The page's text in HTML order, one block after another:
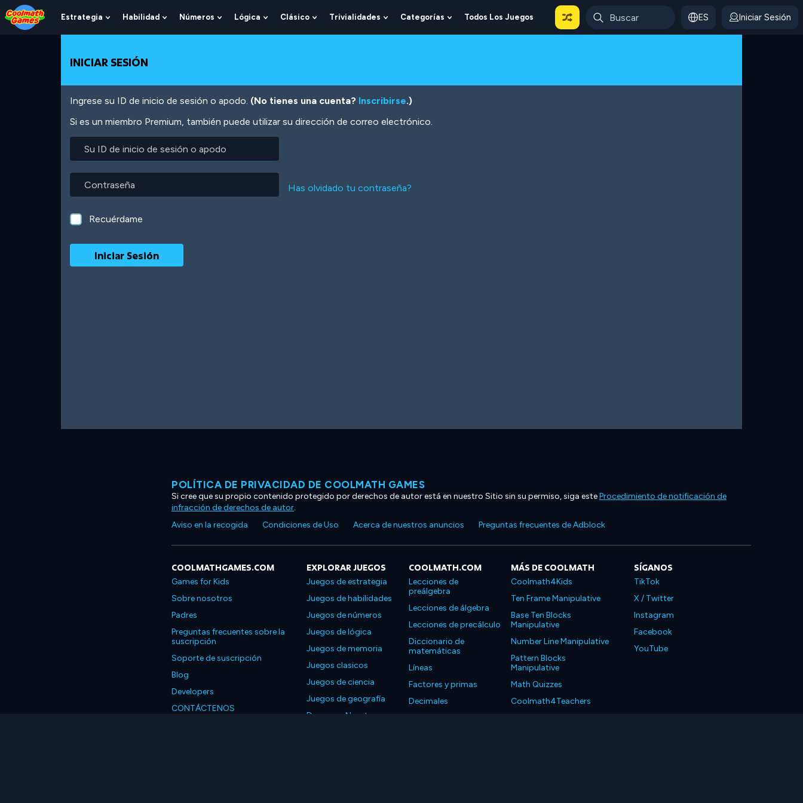
Skip
to
Top
Skip
to
Navigation
Skip
to
Main
Skip
to
Footer
Pasar
al
contenido
Estrategia
Show
Submenu
Estrategia
Habilidad
Show
Submenu
Números
Show
Submenu
Lógica
Show
Submenu
Clásico
Show
Submenu
Trivialidades
Show
Submenu
Categorías
Show
Submenu
Todos Los Juegos ES Iniciar Sesión
INICIAR SESIÓN
Ingrese su ID de inicio de sesión o apodo. (No tienes una cuenta? Inscribirse.)
Si es un miembro Premium, también puede utilizar su dirección de correo electrónico.
inicio
sesión
o
apodo
Has olvidado tu contraseña?
Recuérdame
POLÍTICA DE PRIVACIDAD DE COOLMATH GAMES
Si cree que su propio contenido protegido por derechos de autor está en nuestro Sitio sin su permiso, siga esteProcedimiento de notificación de
infracción de derechos de autor.
Aviso en la recogida
Condiciones de Uso Acerca de nuestros anuncios Preguntas frecuentes de Adblock
COOLMATHGAMES.COM
Games for Kids
Sobre nosotros
Padres
Preguntas frecuentes sobre la
suscripción
Soporte de suscripción
Blog
Developers
CONTÁCTENOS
EXPLORAR JUEGOS
Juegos de estrategia
Juegos de habilidades
Juegos de números
Juegos de lógica
Juegos de memoria
Juegos clasicos
Juegos de ciencia
Juegos de geografía
Descarga Nuestras
COOLMATH.COM
Lecciones de
preálgebra
Lecciones de álgebra
Lecciones de precálculo
Diccionario de
matemáticas
Líneas
Factores y primas
Decimales
MÁS DE COOLMATH
Coolmath4Kids
Ten Frame Manipulative
Base Ten Blocks
Manipulative
Number Line Manipulative
Pattern Blocks
Manipulative
Math Quizzes
Coolmath4Teachers
SÍGANOS
TikTok
X / Twitter
Instagram
Facebook
YouTube